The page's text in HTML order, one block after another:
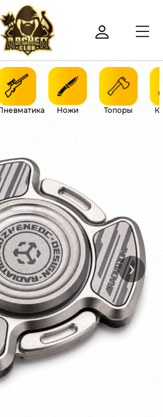
Ножи Топоры
›